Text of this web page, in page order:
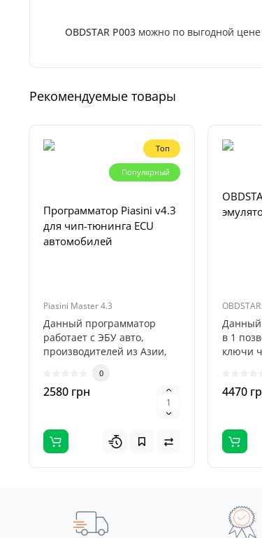
OBDSTAR P003 можно по выгодной
Рекомендуемые товары
Топ
Популярный
Программатор Piasini v4.3
для чип-тюнинга ECU
автомобилей
Piasini Master 4.3
Данный программатор
работает с ЭБУ авто,
производителей из Азии,
некоторыми тран..
0
2580 грн
Данный
в 1
ключи
если
4470